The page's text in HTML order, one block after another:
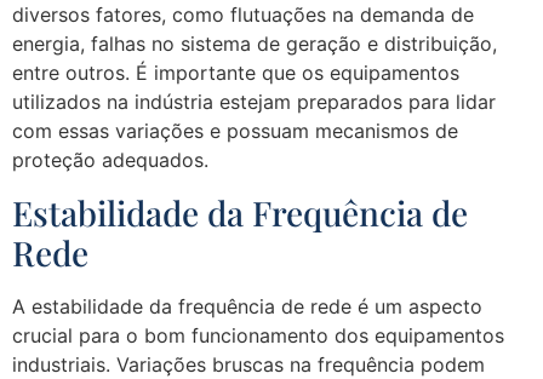
diversos fatores, como flutuações na demanda de
energia, falhas no sistema de geração e distribuição,
entre outros. É importante que os equipamentos
utilizados na indústria estejam preparados para lidar
com essas variações e possuam mecanismos de
proteção adequados.
Estabilidade da Frequência de
Rede
A estabilidade da frequência de rede é um aspecto
crucial para o bom funcionamento dos equipamentos
industriais. Variações bruscas na frequência podem